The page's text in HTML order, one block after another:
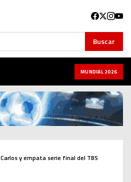
Buscar
MUNDIAL 2026
y empata serie final del TBS